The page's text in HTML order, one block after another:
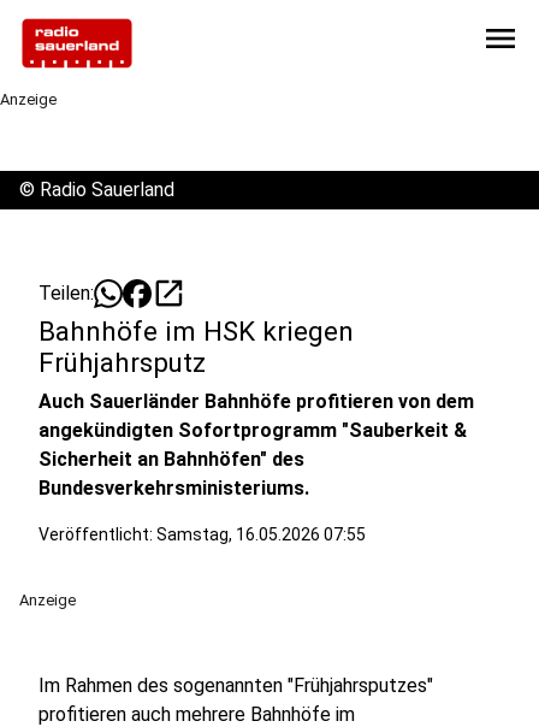
menu
Anzeige
© Radio Sauerland
Teilen: open_in_new
Bahnhöfe im HSK kriegen
Frühjahrsputz
Auch Sauerländer Bahnhöfe profitieren von dem
angekündigten Sofortprogramm "Sauberkeit &
Sicherheit an Bahnhöfen" des
Bundesverkehrsministeriums.
Veröffentlicht: Samstag, 16.05.2026 07:55
Anzeige
Im Rahmen des sogenannten "Frühjahrsputzes"
profitieren auch mehrere Bahnhöfe im